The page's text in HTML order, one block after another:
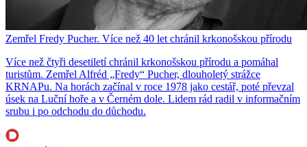
Zemřel Fredy Pucher. Více než 40 let chránil krkonošskou přírodu
Více než čtyři desetiletí chránil krkonošskou přírodu a pomáhal
turistům. Zemřel Alfréd „Fredy“ Pucher, dlouholetý strážce
KRNAPu. Na horách začínal v roce 1978 jako cestář, poté převzal
úsek na Luční hoře a v Černém dole. Lidem rád radil v informačním
srubu i po odchodu do důchodu.